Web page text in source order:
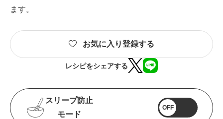
ます。
お気に入り登録する
レシピをシェアする
スリープ防止
モード
OFF